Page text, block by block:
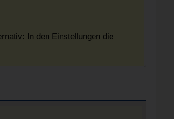
In den Einstellungen die